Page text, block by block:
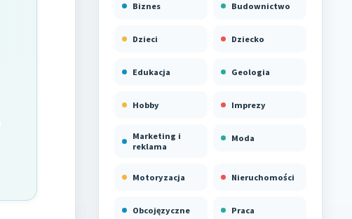
Biznes Budownictwo
Dzieci Dziecko
Edukacja Geologia
Hobby Imprezy
Marketing i
reklama
Moda
Motoryzacja Nieruchomości
Obcojęzyczne Praca